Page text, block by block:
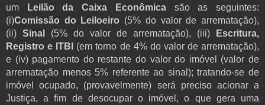
um Leilão da Caixa Econômica são as seguintes:
(i)Comissão do Leiloeiro (5% do valor de arrematação),
(ii) Sinal (5% do valor de arrematação), (iii)
Escritura,
Registro e ITBI (em torno de 4% do valor de arrematação),
e (iv) pagamento do restante do valor do imóvel (valor de
arrematação menos 5% referente ao sinal); tratando-se de
imóvel ocupado, (provavelmente) será preciso acionar a
Justiça, a fim de desocupar o imóvel, o que gera uma